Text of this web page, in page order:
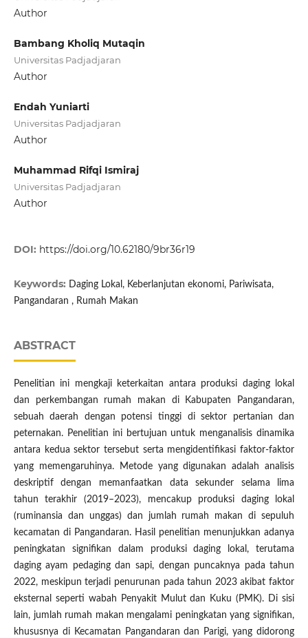
Author
Bambang Kholiq Mutaqin
Universitas Padjadjaran
Author
Endah Yuniarti
Universitas Padjadjaran
Author
Muhammad Rifqi Ismiraj
Universitas Padjadjaran
Author
DOI: https://doi.org/10.62180/9br36r19
Keywords: Daging Lokal, Keberlanjutan ekonomi, Pariwisata,
Pangandaran , Rumah Makan
ABSTRACT
Penelitian ini mengkaji keterkaitan antara produksi daging lokal
dan perkembangan rumah makan di Kabupaten Pangandaran,
sebuah daerah dengan potensi tinggi di sektor pertanian dan
peternakan. Penelitian ini bertujuan untuk menganalisis dinamika
antara kedua sektor tersebut serta mengidentifikasi faktor-faktor
yang memengaruhinya. Metode yang digunakan adalah analisis
deskriptif dengan memanfaatkan data sekunder selama lima
tahun terakhir (2019–2023), mencakup produksi daging lokal
(ruminansia dan unggas) dan jumlah rumah makan di sepuluh
kecamatan di Pangandaran. Hasil penelitian menunjukkan adanya
peningkatan signifikan dalam produksi daging lokal, terutama
daging ayam pedaging dan sapi, dengan puncaknya pada tahun
2022, meskipun terjadi penurunan pada tahun 2023 akibat faktor
eksternal seperti wabah Penyakit Mulut dan Kuku (PMK). Di sisi
lain, jumlah rumah makan mengalami peningkatan yang signifikan,
khususnya di Kecamatan Pangandaran dan Parigi, yang didorong